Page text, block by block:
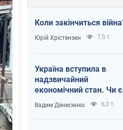
Коли закінчиться
Юрій Хрістензен 7,5 т.
Україна вступила в
надзвичайний
економічний стан. Чи є
світло вкінці тунелю?
Вадим Денисенко 6,3 т.